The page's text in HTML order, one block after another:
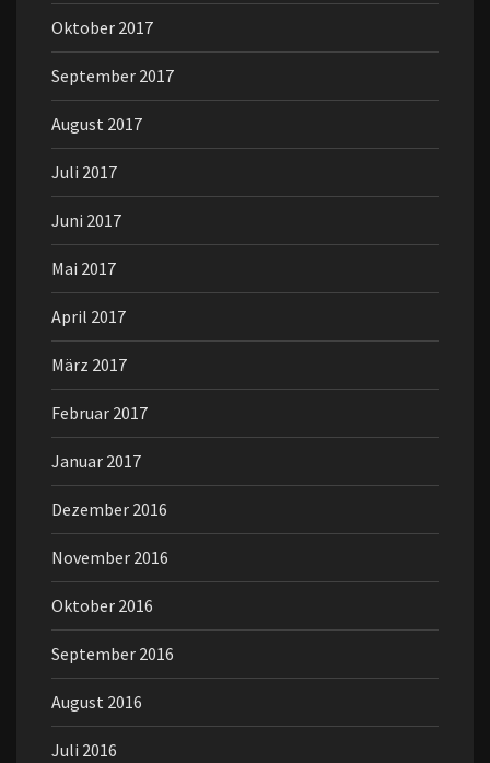
Oktober 2017
September 2017
August 2017
Juli 2017
Juni 2017
Mai 2017
April 2017
März 2017
Februar 2017
Januar 2017
Dezember 2016
November 2016
Oktober 2016
September 2016
August 2016
Juli 2016